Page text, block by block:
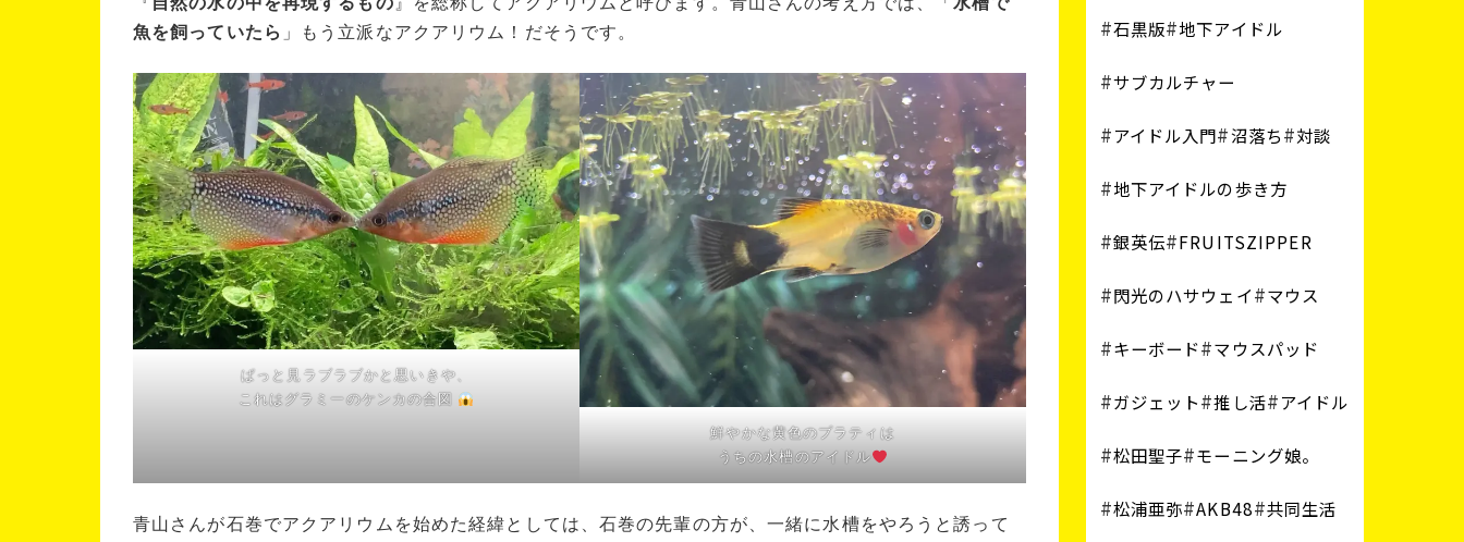
魚を飼っていたら 」もう立派なアクアリウム！だそうです。
ぱっと見ラブラブかと思いきや、
これはグラミーのケンカの合図
鮮やかな黄色のプラティは
うちの水槽のアイドル
青山さんが石巻でアクアリウムを始めた経緯としては、石巻の先輩の方が、一緒に水槽をやろうと誘って
石黒版 地下アイドル
サブカルチャー
アイドル入門 沼落ち 対談
地下アイドルの歩き方
銀英伝 FRUITSZIPPER
閃光のハサウェイ マウス
キーボード マウスパッド
ガジェット 推し活 アイドル
松田聖子 モーニング娘。
松浦亜弥 AKB48 共同生活